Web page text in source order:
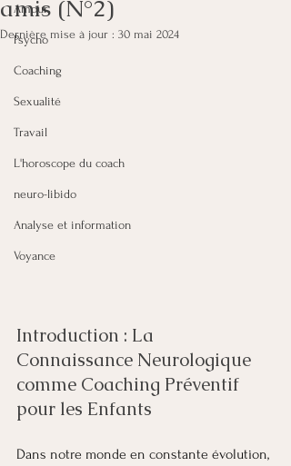
Amour
Psycho
Coaching
Sexualité
Travail
L'horoscope du coach
neuro-libido
Analyse et information
Voyance
amis (N°2)
Dernière mise à jour : 30 mai 2024
Introduction : La
Connaissance Neurologique
comme Coaching Préventif
pour les Enfants
Dans notre monde en constante évolution,